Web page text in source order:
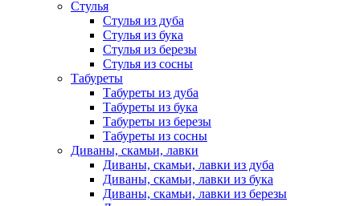
Стулья
Стулья из дуба
Стулья из бука
Стулья из березы
Стулья из сосны
Табуреты
Табуреты из дуба
Табуреты из бука
Табуреты из березы
Табуреты из сосны
Диваны, скамьи, лавки
Диваны, скамьи, лавки из дуба
Диваны, скамьи, лавки из бука
Диваны, скамьи, лавки из березы